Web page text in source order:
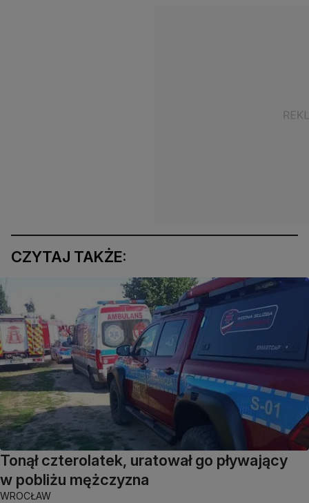
CZYTAJ TAKŻE:
Tonął czterolatek, uratował go pływający
w pobliżu mężczyzna
WROCŁAW